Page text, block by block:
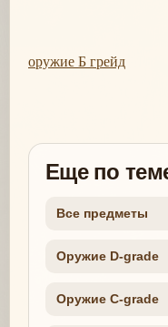
оружие Б грейд
Еще по
Все предметы
Оружие D-grade
Оружие C-grade